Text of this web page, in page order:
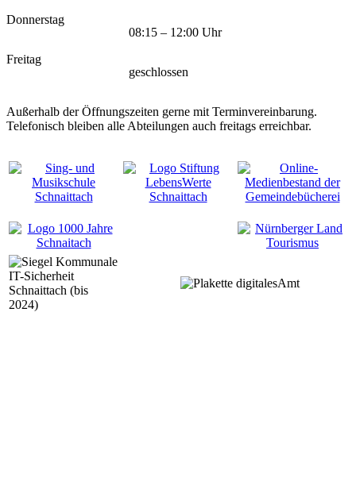
Donnerstag
08:15 – 12:00 Uhr
Freitag
geschlossen
Außerhalb der Öffnungszeiten gerne mit Terminvereinbarung.
Telefonisch bleiben alle Abteilungen auch freitags erreichbar.